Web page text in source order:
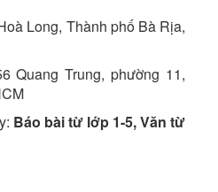
Long, Thành phố Bà Rịa,
Quang Trung, phường 11,
Báo bài từ lớp 1-5, Văn từ